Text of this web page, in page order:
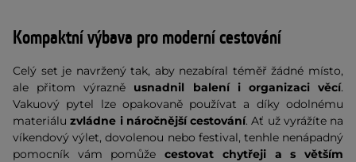
Kompaktní výbava pro moderní cestování
Celý set je navržený tak, aby nezabíral téměř žádné místo,
ale přitom výrazně usnadnil balení i organizaci věcí.
Vakuový pytel lze opakovaně používat a díky odolnému
materiáluzvládne i náročnější cestování. Ať už vyrážíte na
víkendový výlet, dovolenou nebo festival, tenhle nenápadný
pomocník vám pomůžecestovat chytřeji a s větším